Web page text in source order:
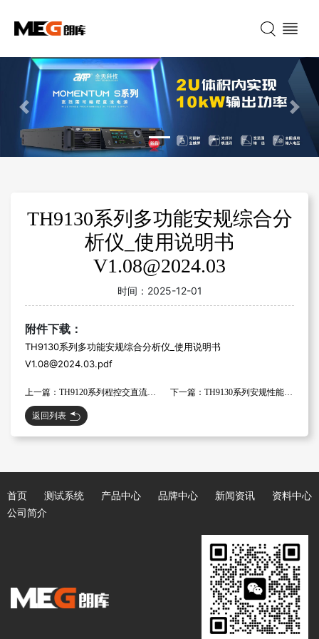
Previous Next
TH9130系列多功能安规综合分
析仪_使用说明书
V1.08@2024.03
时间： 2025-12-01
附件下载：
TH9130系列多功能安规综合分析仪_使用说明书
V1.08@2024.03.pdf
上一篇：TH9120系列程控交直流耐压绝缘测试仪_技术手册_2025.8.8 下一篇：TH9130系列安规性能综合分析仪_规格书_V2025.7.30
返回列表
首页 测试系统 产品中心 品牌中心 新闻资讯
资料中心
公司简介